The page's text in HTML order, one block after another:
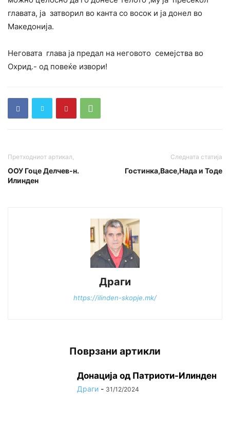
главата, ја затворил во канта со восок и ја донел во
Македонија.
Неговата глава ја предал на неговото семејства во
Охрид.- од повеќе извори!
Претходниот артикал,
ООУ Гоце Делчев-н.
Илинден
Следната статија
Гостинка,Васе,Нада и Тоде
Драги
https://ilinden-skopje.mk/
Поврзани артикли
Донација од Патриоти-Илинден
Драги - 31/12/2024